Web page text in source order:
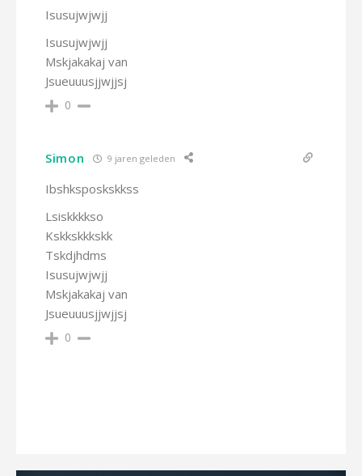
Isusujwjwjj
Isusujwjwjj
Mskjakakaj van
Jsueuuusjjwjjsj
0
Simon 9 jaren geleden
Ibshksposkskkss
Lsiskkkkso
Kskkskkkskk
Tskdjhdms
Isusujwjwjj
Mskjakakaj van
Jsueuuusjjwjjsj
0